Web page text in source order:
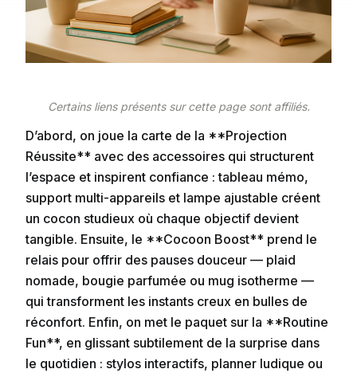
Certains liens présents sur cette page sont affiliés.
D’abord, on joue la carte de la **Projection
Réussite** avec des accessoires qui structurent
l’espace et inspirent confiance : tableau mémo,
support multi-appareils et lampe ajustable créent
un cocon studieux où chaque objectif devient
tangible. Ensuite, le **Cocoon Boost** prend le
relais pour offrir des pauses douceur — plaid
nomade, bougie parfumée ou mug isotherme —
qui transforment les instants creux en bulles de
réconfort. Enfin, on met le paquet sur la **Routine
Fun**, en glissant subtilement de la surprise dans
le quotidien : stylos interactifs, planner ludique ou